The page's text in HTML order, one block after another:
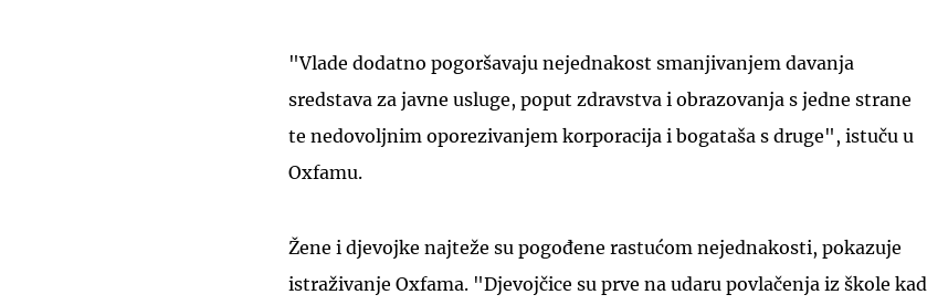
"Vlade dodatno pogoršavaju nejednakost smanjivanjem davanja
sredstava za javne usluge, poput zdravstva i obrazovanja s jedne strane
te nedovoljnim oporezivanjem korporacija i bogataša s druge", istuču u
Oxfamu.
Žene i djevojke najteže su pogođene rastućom nejednakosti, pokazuje
istraživanje Oxfama. "Djevojčice su prve na udaru povlačenja iz škole kad